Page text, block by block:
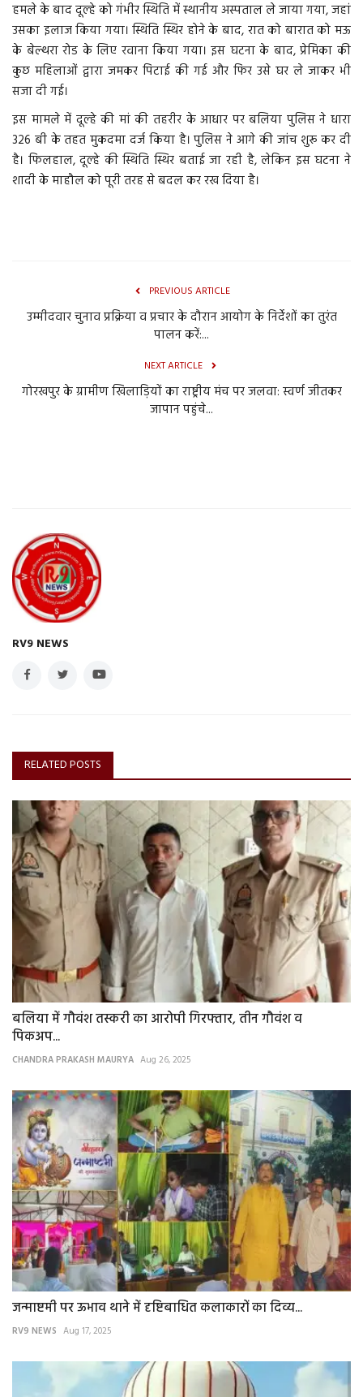
बिहार
संस्कृति, धर्म और आस्था
हमले के बाद दूल्हे को गंभीर स्थिति में स्थानीय अस्पताल ले जाया गया, जहां
उसका इलाज किया गया। स्थिति स्थिर होने के बाद, रात को बारात को मऊ
के बेल्थरा रोड के लिए रवाना किया गया। इस घटना के बाद, प्रेमिका की
कुछ महिलाओं द्वारा जमकर पिटाई की गई और फिर उसे घर ले जाकर भी
सजा दी गई।
इस मामले में दूल्हे की मां की तहरीर के आधार पर बलिया पुलिस ने धारा
326 बी के तहत मुकदमा दर्ज किया है। पुलिस ने आगे की जांच शुरू कर दी
है। फिलहाल, दूल्हे की स्थिति स्थिर बताई जा रही है, लेकिन इस घटना ने
शादी के माहौल को पूरी तरह से बदल कर रख दिया है।
PREVIOUS ARTICLE
उम्मीदवार चुनाव प्रक्रिया व प्रचार के दौरान आयोग के निर्देशों का तुरंत
पालन करें:...
NEXT ARTICLE
गोरखपुर के ग्रामीण खिलाड़ियों का राष्ट्रीय मंच पर जलवा: स्वर्ण जीतकर
जापान पहुंचे...
RV9 NEWS
RELATED POSTS
बलिया में गौवंश तस्करी का आरोपी गिरफ्तार, तीन गौवंश व
पिकअप...
CHANDRA PRAKASH MAURYA Aug 26, 2025
जन्माष्टमी पर ऊभाव थाने में दृष्टिबाधित कलाकारों का दिव्य...
RV9 NEWS Aug 17, 2025